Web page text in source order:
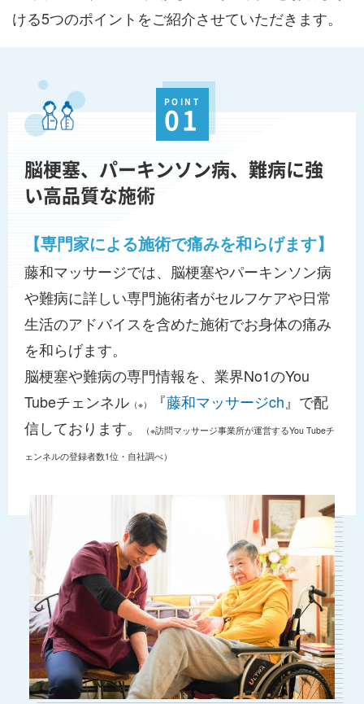
ける5つのポイントをご紹介させていただきます。
POINT
01
脳梗塞、パーキンソン病、難病に強
い高品質な施術
【専門家による施術で痛みを和らげます】
藤和マッサージでは、脳梗塞やパーキンソン病
や難病に詳しい専門施術者がセルフケアや日常
生活のアドバイスを含めた施術でお身体の痛み
を和らげます。
脳梗塞や難病の専門情報を、業界No1のYou
Tubeチェンネル （※） 『藤和マッサージch 』で配
信しております。
（※訪問マッサージ事業所が運営するYou Tubeチ
ェンネルの登録者数1位・自社調べ）